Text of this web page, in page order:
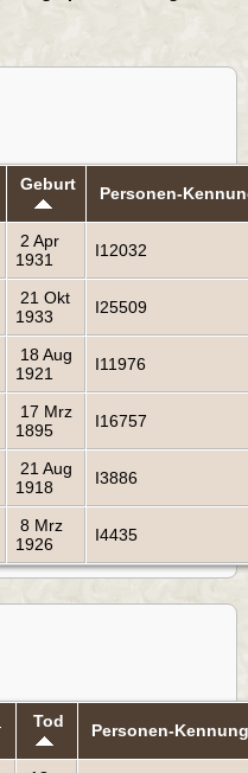
Geburt Personen-
2 Apr
1931
I12032
21 Okt
1933
I25509
18 Aug
1921
I11976
17 Mrz
1895
I16757
21 Aug
1918
I3886
8 Mrz
1926
I4435
Tod Personen-Kennung